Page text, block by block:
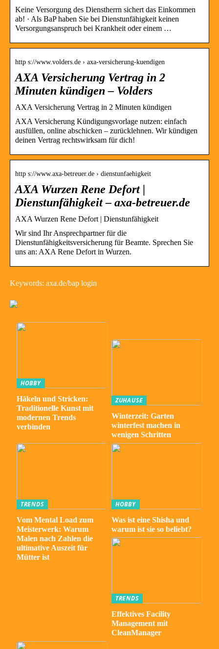
Keine Versorgung des Dienstherrn sichert das Einkommen
ab! · Als BaP haben Sie bei Dienstunfähigkeit keinen
Versorgungsanspruch bei Krankheit oder einem …
http s://www.volders.de › axa-versicherung-kuendigen
AXA Versicherung Vertrag in 2
Minuten kündigen – Volders
AXA Versicherung Vertrag in 2 Minuten kündigen
AXA Versicherung Kündigungsvorlage nutzen: einfach
ausfüllen, online abschicken – zurücklehnen. Wir kündigen
deinen Vertrag rechtswirksam für dich!
http s://www.axa-betreuer.de › dienstunfaehigkeit
AXA Wurzen Rene Defort |
Dienstunfähigkeit – axa-betreuer.de
AXA Wurzen Rene Defort | Dienstunfähigkeit
Wir sind Ihr Ansprechpartner für die
Dienstunfähigkeitsversicherung für Beamte​. Sprechen Sie
uns an: AXA Rene Defort in Wurzen.
Keywords: axa.de/bap login
HOBBY
Häkeln und Stricken:
Traditionelle Kunst mit
modernen Trends
verbinden
ZUHAUSE
Winterzeit: Garten
winterfest machen in
wenigen Schritten
TRENDS
Vom Mental Load zum
Meisterwerk: Warum
Malen nach Zahlen die
ultimative Auszeit für
Mütter ist
HOBBY
Was ist eine Shisha und
warum ist sie so beliebt?
TRENDS
Effektives Facility
Management mit
CleanManager